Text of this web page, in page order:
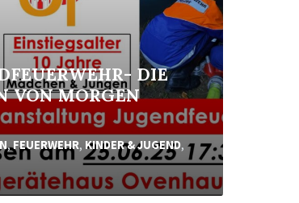
DIE
VON MORGEN
,FEUERWEHR, KINDER & JUGEND,